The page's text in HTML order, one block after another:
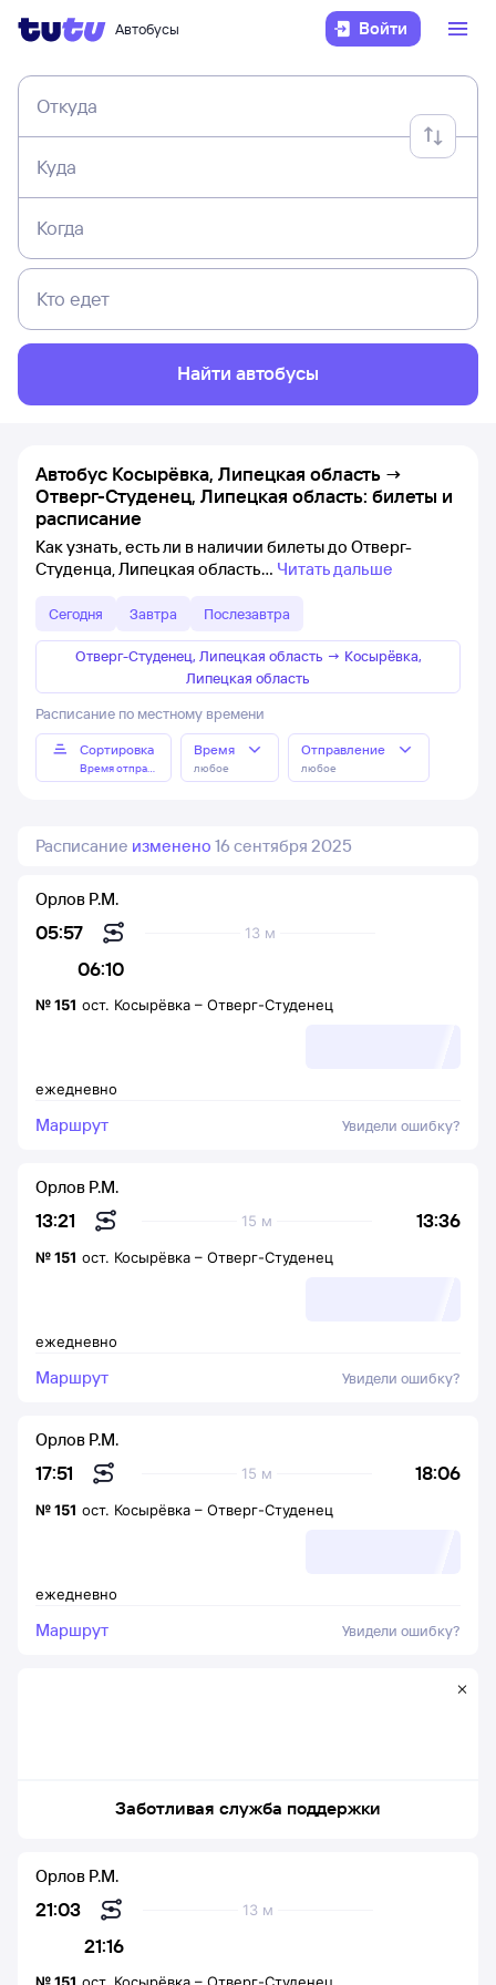
Автобусы Войти
Откуда
Куда
Когда
Кто едет
Найти автобусы
Автобус Косырёвка, Липецкая область →
Отверг-Студенец, Липецкая область: билеты и
расписание
Как узнать, есть ли в наличии билеты до Отверг-
Студенца, Липецкая область
Читать дальше
Сегодня Завтра Послезавтра
Отверг-Студенец, Липецкая область → Косырёвка,
Липецкая область
Расписание по местному времени
Сортировка
Время отправления
Время
любое
Отправление
любое
Расписание изменено 16 сентября 2025
05:57
06:10
13 м
Орлов Р.М.
ежедневно
№151 ост. Косырёвка – Отверг-Студенец
Маршрут Увидели ошибку?
13:21 13:36
15 м
Орлов Р.М.
ежедневно
№151 ост. Косырёвка – Отверг-Студенец
Маршрут Увидели ошибку?
17:51 18:06
15 м
Орлов Р.М.
ежедневно
№151 ост. Косырёвка – Отверг-Студенец
Маршрут Увидели ошибку?
Заботливая служба поддержки
21:03
21:16
13 м
Орлов Р.М.